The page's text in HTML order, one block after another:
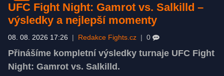
UFC Fight Night: Gamrot vs. Salkilld –
výsledky a nejlepší momenty
08. 08. 2026 17:26 Redakce Fights.cz 0
Přinášíme kompletní výsledky turnaje UFC Fight
Night: Gamrot vs. Salkilld.